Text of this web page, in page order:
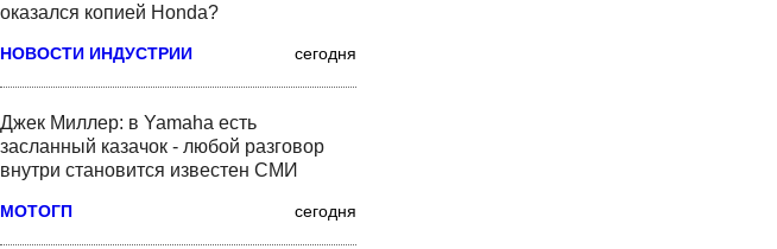
оказался копией Honda?
НОВОСТИ ИНДУСТРИИ сегодня
Джек Миллер: в Yamaha есть
засланный казачок - любой разговор
внутри становится известен СМИ
МОТОГП сегодня